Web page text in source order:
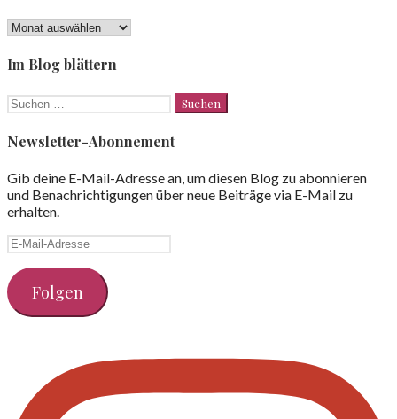
Lesezeichen
Im Blog blättern
Suchen
nach:
Newsletter-Abonnement
Gib deine E-Mail-Adresse an, um diesen Blog zu abonnieren
und Benachrichtigungen über neue Beiträge via E-Mail zu
erhalten.
E-
Adresse
Folgen